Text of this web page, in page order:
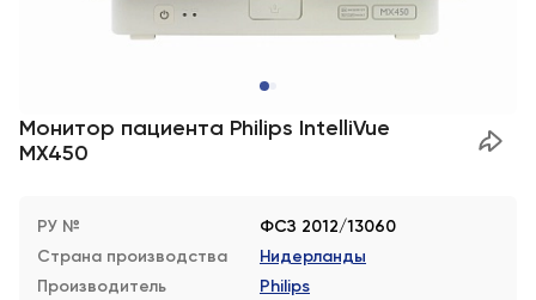
Монитор пациента Philips IntelliVue
MX450
РУ №
ФСЗ 2012/13060
Страна производства
Нидерланды
Производитель
Philips